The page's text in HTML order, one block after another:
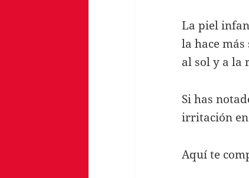
La piel
la hace
al sol y a la
Si has
irritación
Aquí te